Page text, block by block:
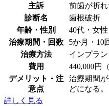
主訴
前歯が折れ
診断名
歯根破折
年齢・性別
40代・女性
治療期間・回数
5か月・10
治療方法
インプラ
費用
440,000円
デメリット・注
意点
治療期間
どになる。
詳しく見る